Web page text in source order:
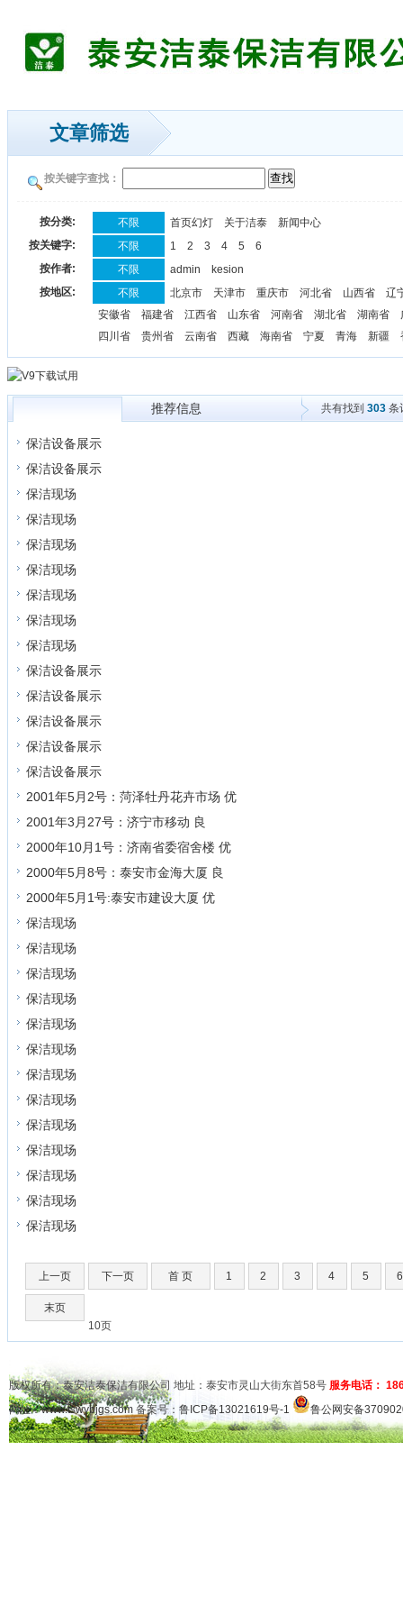
文章筛选
按关键字查找：
按分类: 不限 首页幻灯 关于洁泰
新闻中心
按关键字:
不限 1 2 3 4 5
6
按作者:
不限 admin
kesion
按地区:
不限 北京市 天津市 重庆市 河北省 山西省
辽
安徽省
福建省 江西省 山东省 河南省 湖北省 湖南省
四川省
贵州省 云南省 西藏 海南省 宁夏 青海 新疆
推荐信息 共有找到 303条
保洁设备展示
保洁设备展示
保洁现场
保洁现场
保洁现场
保洁现场
保洁现场
保洁现场
保洁现场
保洁设备展示
保洁设备展示
保洁设备展示
保洁设备展示
保洁设备展示
2001年5月2号：菏泽牡丹花卉市场 优
2001年3月27号：济宁市移动 良
2000年10月1号：济南省委宿舍楼 优
2000年5月8号：泰安市金海大厦 良
2000年5月1号:泰安市建设大厦 优
保洁现场
保洁现场
保洁现场
保洁现场
保洁现场
保洁现场
保洁现场
保洁现场
保洁现场
保洁现场
保洁现场
保洁现场
保洁现场
上一页 下一页 首 页 1 2 3 4 5 6
末页
10页
版权所有：泰安洁泰保洁有限公司 地址：泰安市灵山大街东首58号 服务电话：
网址：www.tswybjgs.com备案号： 鲁ICP备13021619号-1 鲁公网安备